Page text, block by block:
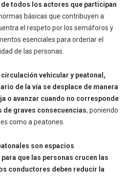
todos los actores que participan
básicas que contribuyen a
el respeto por los semáforos y
esenciales para ordenar el
de las personas.
vehicular y peatonal,
de la vía se desplace de manera
o avanzar cuando no corresponde
graves consecuencias, poniendo
como a peatones.
son espacios
que las personas crucen las
conductores deben reducir la